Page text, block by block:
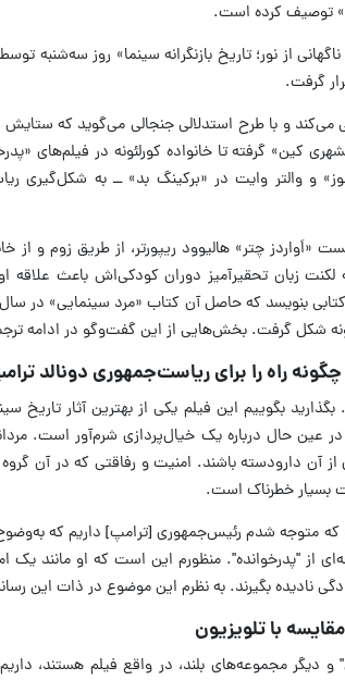
توصیف کرده است.
از نور؛ تاریخ بازنگرانه سینما» روز سه‌شنبه
گرفت.
می‌کند و با طرح استدلالی جنجالی می‌گوید که
کین» گرفته تا خانواده کورلئونه در
و والتر وایت در «برکینگ بد» ــ به شکل‌گیری
پادکست «اَواردز چتر» هالیوود ریپورتر، از طریق زوم
زبان تحقیرآمیز دوران کودکی‌اش باعث علاقه
شکل گرفت. بخش‌هایی از این گفت‌وگو در ادامه
راه را برای ریاست‌جمهوری دونالد
بگذارید بگوییم این فیلم یکی از بهترین آثار
عین حال درباره یک خیال‌پردازی شرم‌آور است.
آن دارودسته باشند. امنیت و رفاقتی که در آن
بسیار خطرناک است.
متوجه شدم رئیس‌جمهوری [ترامپ] داریم که به‌وضوح،
از "پدرخوانده". منظورم این است که او مانند یک
نادیده بگیرند. به نظرم این موضوع در ذات این
با تلویزیون
و دیگر مجموعه‌های بلند، در واقع فیلم هستند،